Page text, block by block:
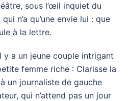
sous l’œil inquiet du
n’a qu’une envie lui : que
à la lettre.
y a un jeune couple intrigant
femme riche : Clarisse la
un journaliste de gauche
qui n’attend pas un jour